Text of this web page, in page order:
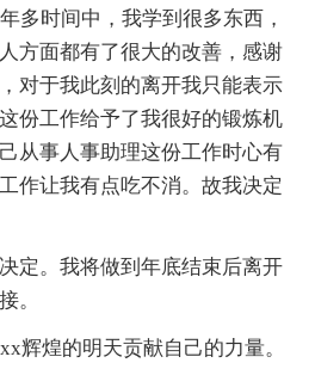
多时间中，我学到很多东西，
方面都有了很大的改善，感谢
对于我此刻的离开我只能表示
份工作给予了我很好的锻炼机
从事人事助理这份工作时心有
作让我有点吃不消。故我决定
定。我将做到年底结束后离开
。
辉煌的明天贡献自己的力量。